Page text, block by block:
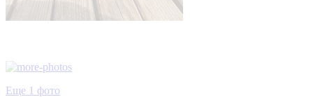
Еще 1 фото